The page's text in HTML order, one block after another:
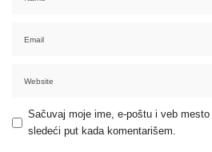
Sačuvaj moje ime, e-poštu i veb
sledeći put kada komentarišem.